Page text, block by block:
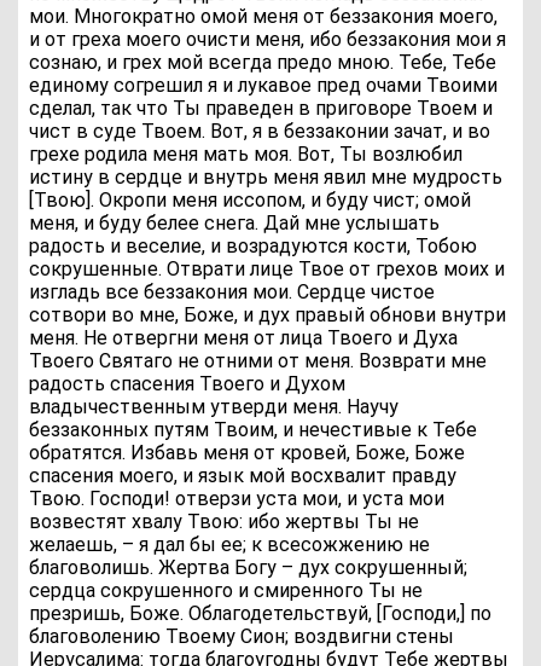
мои. Многократно омой меня от беззакония моего,
и от греха моего очисти меня, ибо беззакония мои я
сознаю, и грех мой всегда предо мною. Тебе, Тебе
единому согрешил я и лукавое пред очами Твоими
сделал, так что Ты праведен в приговоре Твоем и
чист в суде Твоем. Вот, я в беззаконии зачат, и во
грехе родила меня мать моя. Вот, Ты возлюбил
истину в сердце и внутрь меня явил мне мудрость
[Твою]. Окропи меня иссопом, и буду чист; омой
меня, и буду белее снега. Дай мне услышать
радость и веселие, и возрадуются кости, Тобою
сокрушенные. Отврати лице Твое от грехов моих и
изгладь все беззакония мои. Сердце чистое
сотвори во мне, Боже, и дух правый обнови внутри
меня. Не отвергни меня от лица Твоего и Духа
Твоего Святаго не отними от меня. Возврати мне
радость спасения Твоего и Духом
владычественным утверди меня. Научу
беззаконных путям Твоим, и нечестивые к Тебе
обратятся. Избавь меня от кровей, Боже, Боже
спасения моего, и язык мой восхвалит правду
Твою. Господи! отверзи уста мои, и уста мои
возвестят хвалу Твою: ибо жертвы Ты не
желаешь, – я дал бы ее; к всесожжению не
благоволишь. Жертва Богу – дух сокрушенный;
сердца сокрушенного и смиренного Ты не
презришь, Боже. Облагодетельствуй, [Господи,] по
благоволению Твоему Сион; воздвигни стены
Иерусалима: тогда благоугодны будут Тебе жертвы